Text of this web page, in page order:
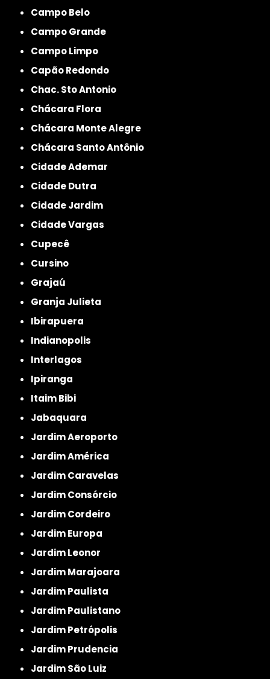
Campo Belo
Campo Grande
Campo Limpo
Capão Redondo
Chac. Sto Antonio
Chácara Flora
Chácara Monte Alegre
Chácara Santo Antônio
Cidade Ademar
Cidade Dutra
Cidade Jardim
Cidade Vargas
Cupecê
Cursino
Grajaú
Granja Julieta
Ibirapuera
Indianopolis
Interlagos
Ipiranga
Itaim Bibi
Jabaquara
Jardim Aeroporto
Jardim América
Jardim Caravelas
Jardim Consórcio
Jardim Cordeiro
Jardim Europa
Jardim Leonor
Jardim Marajoara
Jardim Paulista
Jardim Paulistano
Jardim Petrópolis
Jardim Prudencia
Jardim São Luiz